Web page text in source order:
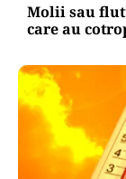
Molii sau
care au